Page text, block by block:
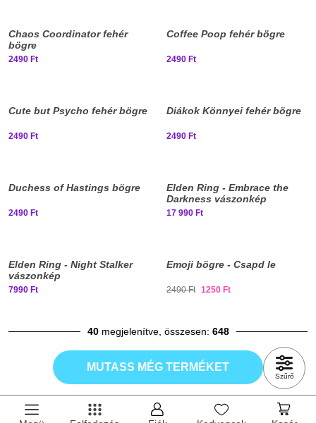
Szűrő
Chaos Coordinator fehér
bögre
2490 Ft
Coffee Poop fehér bögre
2490 Ft
Cute but Psycho fehér bögre
2490 Ft
Diákok Könnyei fehér bögre
2490 Ft
Duchess of Hastings bögre
2490 Ft
Elden Ring - Embrace the
Darkness vászonkép
17 990 Ft
Elden Ring - Night Stalker
vászonkép
7990 Ft
Emoji bögre - Csapd le
2490 Ft 1250 Ft
40 megjelenítve, összesen: 648
MUTASS MÉG TERMÉKET